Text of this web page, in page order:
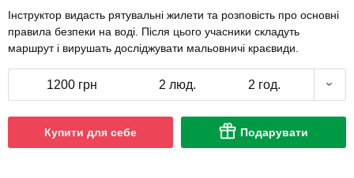
Інструктор видасть рятувальні жилети та розповість про основні
правила безпеки на воді. Після цього учасники складуть
маршрут і вирушать досліджувати мальовничі краєвиди.
1200 грн 2 люд. 2 год.
Купити для себе Подарувати